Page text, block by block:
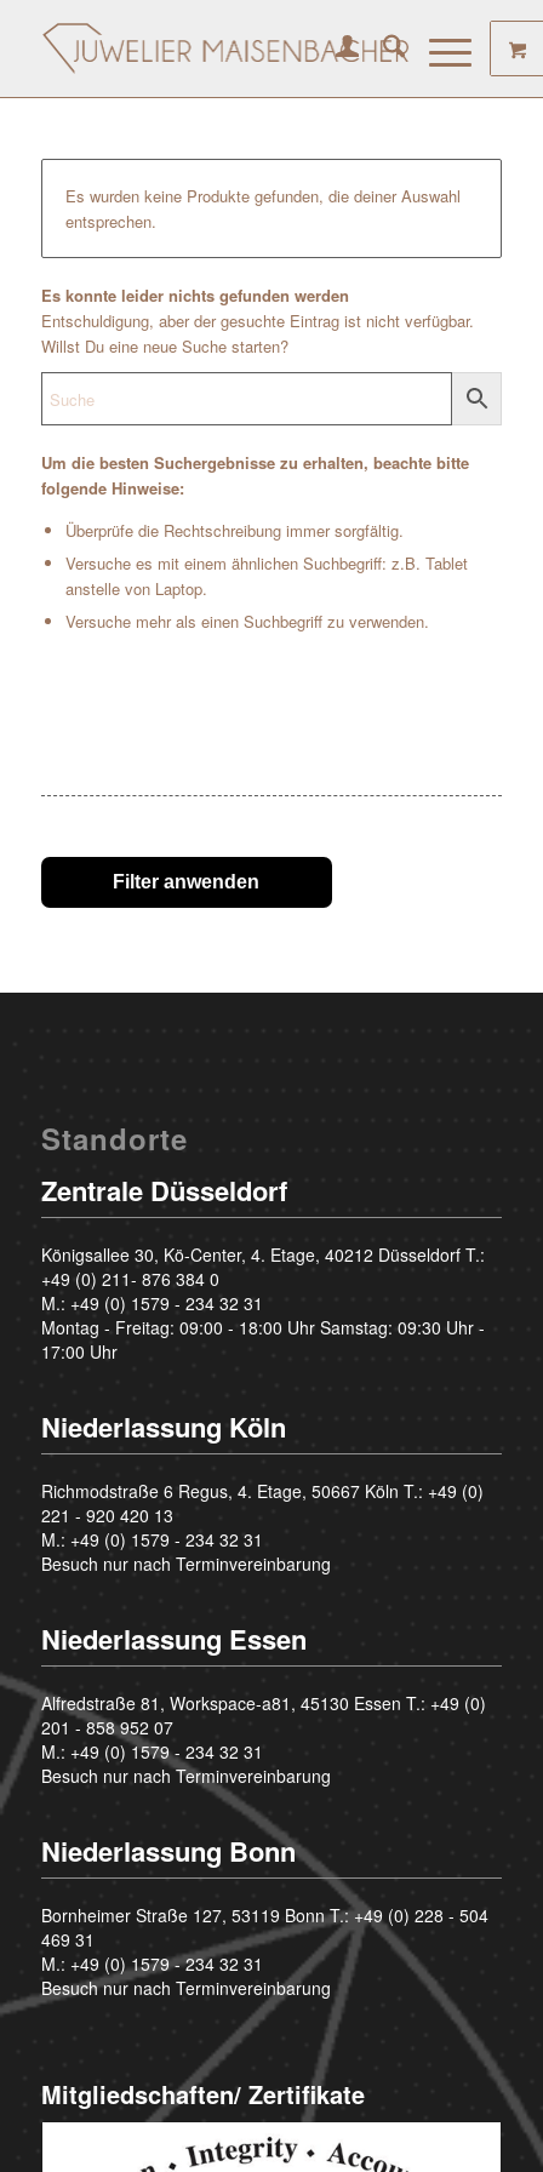
Es wurden keine Produkte gefunden, die deiner Auswahl
entsprechen.
Es konnte leider nichts gefunden werden
Entschuldigung, aber der gesuchte Eintrag ist nicht verfügbar.
Willst Du eine neue Suche starten?
Um die besten Suchergebnisse zu erhalten, beachte bitte
folgende Hinweise:
Überprüfe die Rechtschreibung immer sorgfältig.
Versuche es mit einem ähnlichen Suchbegriff: z.B. Tablet
anstelle von Laptop.
Versuche mehr als einen Suchbegriff zu verwenden.
Filter anwenden
Standorte
Zentrale Düsseldorf
Königsallee 30, Kö-Center, 4. Etage, 40212 Düsseldorf T.:
+49 (0) 211- 876 384 0
M.: +49 (0) 1579 - 234 32 31
Montag - Freitag: 09:00 - 18:00 Uhr Samstag: 09:30 Uhr -
17:00 Uhr
Niederlassung Köln
Richmodstraße 6 Regus, 4. Etage, 50667 Köln T.: +49 (0)
221 - 920 420 13
M.: +49 (0) 1579 - 234 32 31
Besuch nur nach Terminvereinbarung
Niederlassung Essen
Alfredstraße 81, Workspace-a81, 45130 Essen T.: +49 (0)
201 - 858 952 07
M.: +49 (0) 1579 - 234 32 31
Besuch nur nach Terminvereinbarung
Niederlassung Bonn
Bornheimer Straße 127, 53119 Bonn T.:+49 (0) 228 - 504
469 31
M.: +49 (0) 1579 - 234 32 31
Besuch nur nach Terminvereinbarung
Mitgliedschaften/ Zertifikate